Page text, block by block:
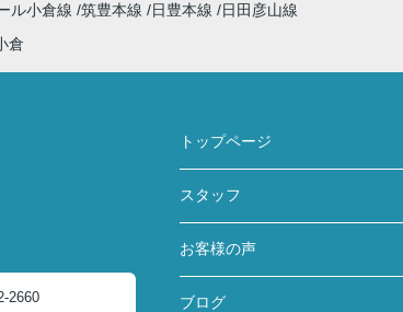
ル小倉線 筑豊本線 日豊本線
日田彦山線
倉
2660
トップページ
スタッフ
お客様の声
ブログ